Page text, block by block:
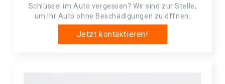
Schlüssel im Auto vergessen? Wir sind zur Stelle,
um Ihr Auto ohne Beschädigungen zu öffnen.
Jetzt kontaktieren!